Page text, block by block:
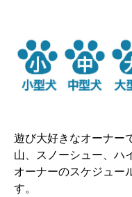
遊び大好きなオーナー
山、スノーシュー、ハ
オーナーのスケジュー
す。